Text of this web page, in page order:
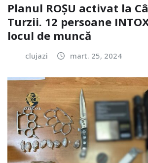
Planul ROȘU activat la
Turzii. 12 persoane
locul de muncă
clujazi mart. 25, 2024